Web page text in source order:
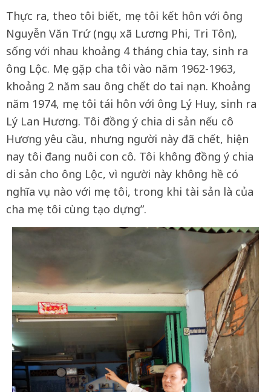
Thực ra, theo tôi biết, mẹ tôi kết hôn với ông
Nguyễn Văn Trứ (ngụ xã Lương Phi, Tri Tôn),
sống với nhau khoảng 4 tháng chia tay, sinh ra
ông Lộc. Mẹ gặp cha tôi vào năm 1962-1963,
khoảng 2 năm sau ông chết do tai nạn. Khoảng
năm 1974, mẹ tôi tái hôn với ông Lý Huy, sinh ra
Lý Lan Hương. Tôi đồng ý chia di sản nếu cô
Hương yêu cầu, nhưng người này đã chết, hiện
nay tôi đang nuôi con cô. Tôi không đồng ý chia
di sản cho ông Lộc, vì người này không hề có
nghĩa vụ nào với mẹ tôi, trong khi tài sản là của
cha mẹ tôi cùng tạo dựng”.